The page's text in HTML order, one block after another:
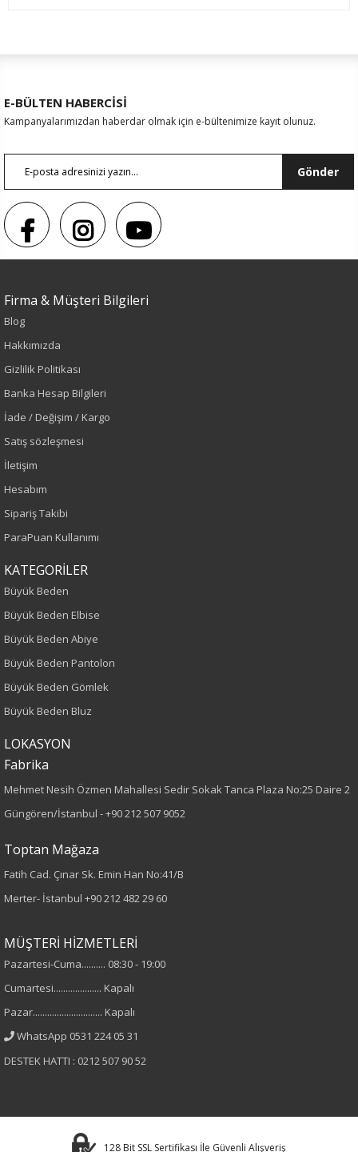
Sezon : KIŞLIK
Renk
Siyah
Sezon
Sonbahar-Kış
Yaş Grubu
Yetişkin
Kalıp
Büyük Beden
Boy
75
Kumaş Tipi
Örme
Desen
Desenli
%100 Polyester
Bisiklet Yaka
Kadın
E-BÜLTEN HABERCİSİ
Kampanyalarımızdan haberdar olmak için e-bültenimize kayıt olunuz.
Gönder
Firma & Müşteri Bilgileri
Blog
Hakkımızda
Gizlilik Politikası
Banka Hesap Bilgileri
İade / Değişim / Kargo
Satış sözleşmesi
İletişim
Hesabım
Sipariş Takibi
ParaPuan Kullanımı
KATEGORİLER
Büyük Beden
Büyük Beden Elbise
Büyük Beden Abiye
Büyük Beden Pantolon
Büyük Beden Gömlek
Büyük Beden Bluz
LOKASYON
Fabrika
Mehmet Nesih Özmen Mahallesi Sedir Sokak Tanca Plaza No:25 Daire 2
Güngören/İstanbul -+90 212 507 9052
Toptan Mağaza
Fatih Cad. Çınar Sk. Emin Han No:41/B
Merter- İstanbul +90 212 482 29 60
MÜŞTERİ HİZMETLERİ
Pazartesi-Cuma.......... 08:30 - 19:00
Cumartesi.................... Kapalı
Pazar............................. Kapalı
WhatsApp 0531 224 05 31
DESTEK HATTI : 0212 507 90 52
128 Bit SSL Sertifikası İle Güvenli Alışveriş